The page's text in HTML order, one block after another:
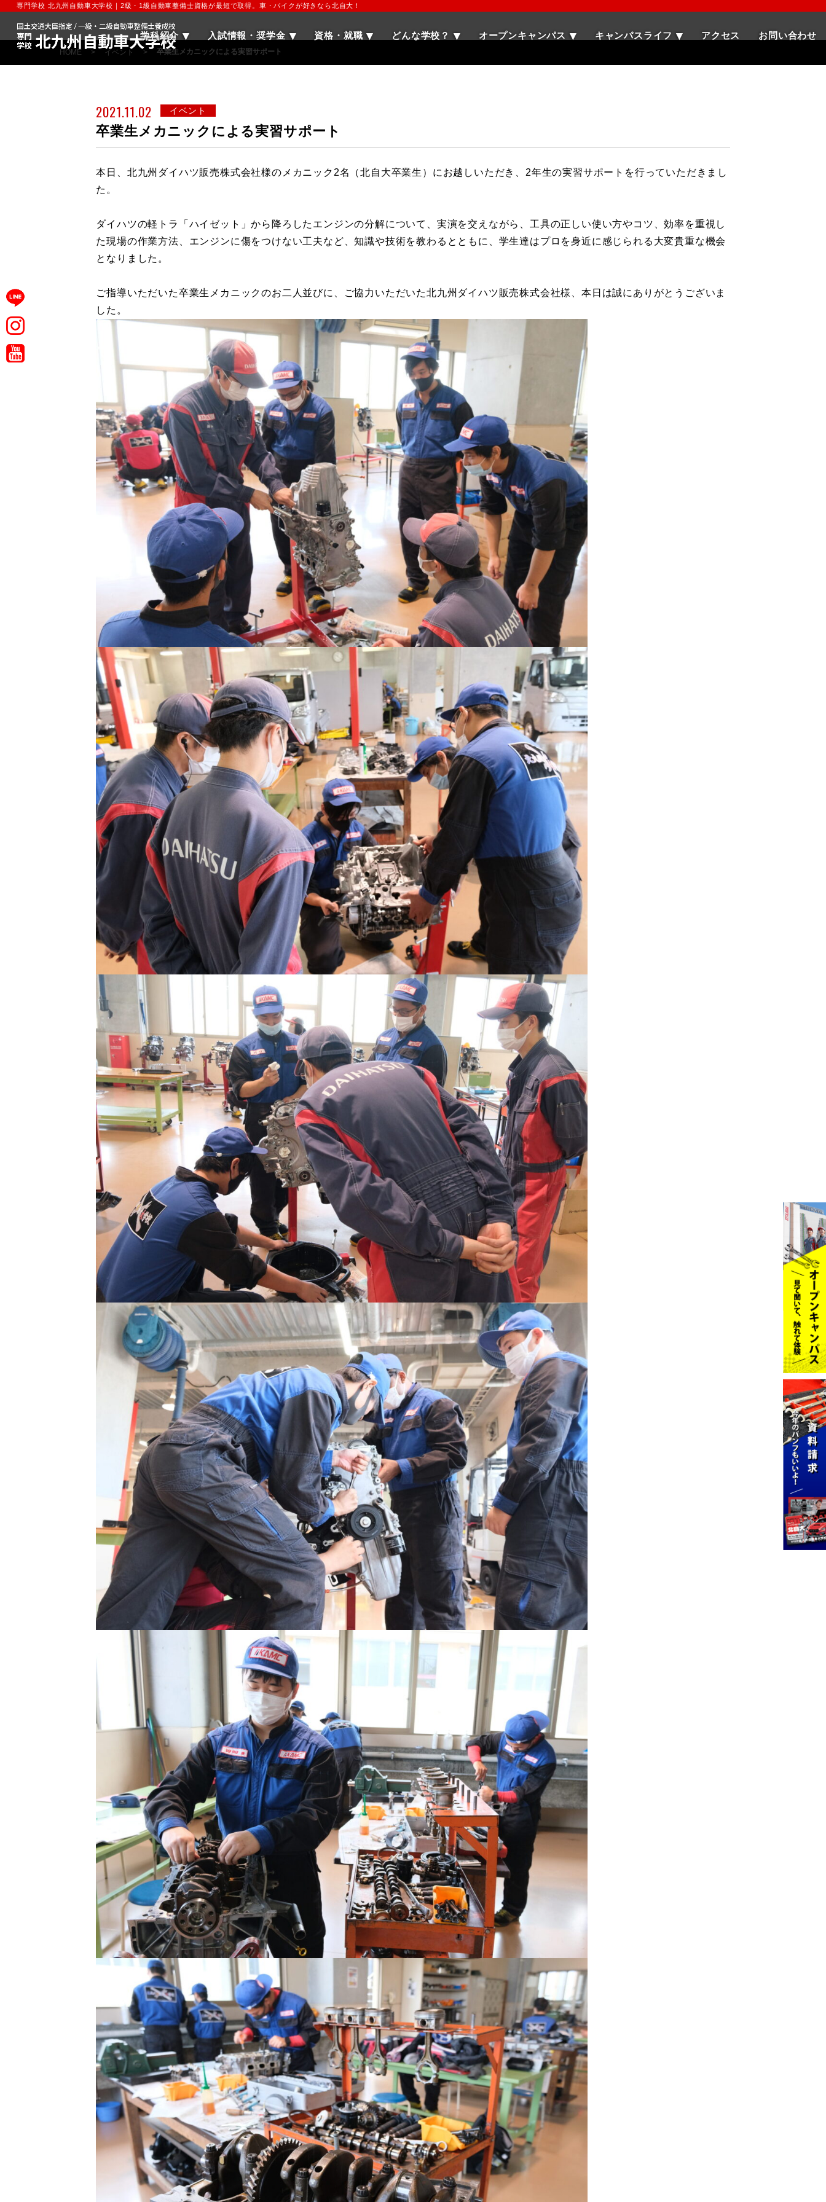
専門学校 北九州自動車大学校｜2級・1級自動車整備士資格が最短で取得。車・バイクが好きなら北自大！
学科紹介 入試情報・奨学金 資格・就職 どんな学校？ オープンキャンパス キャンパスライフ アクセス お問い合わせ
HOME > イベント > 卒業生メカニックによる実習サポート
2021.11.02 イベント
卒業生メカニックによる実習サポート
本日、北九州ダイハツ販売株式会社様のメカニック2名（北自大卒業生）にお越しいただき、2年生の実習サポートを行っていただきまし
た。
ダイハツの軽トラ「ハイゼット」から降ろしたエンジンの分解について、実演を交えながら、工具の正しい使い方やコツ、効率を重視し
た現場の作業方法、エンジンに傷をつけない工夫など、知識や技術を教わるとともに、学生達はプロを身近に感じられる大変貴重な機会
となりました。
ご指導いただいた卒業生メカニックのお二人並びに、ご協力いただいた北九州ダイハツ販売株式会社様、本日は誠にありがとうございま
した。